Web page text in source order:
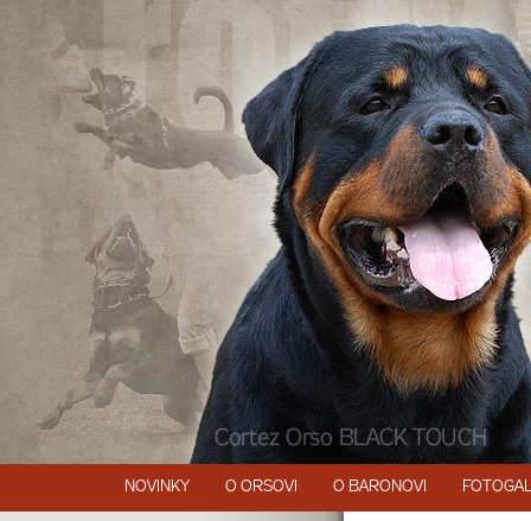
NOVINKY O ORSOVI O BARONOVI